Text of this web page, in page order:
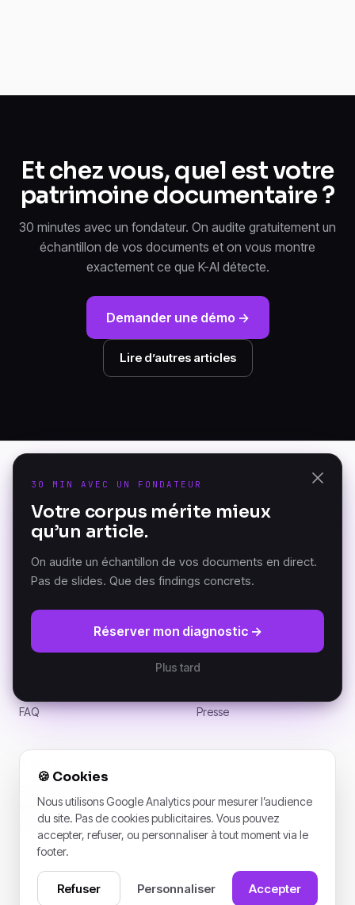
Et chez vous, quel est votre
patrimoine documentaire ?
30 minutes avec un fondateur. On audite gratuitement un
échantillon de vos documents et on vous montre
exactement ce que K-AI détecte.
Demander une démo →
Lire d’autres articles
30 MIN AVEC UN FONDATEUR
Votre corpus mérite mieux
qu’un article.
On audite un échantillon de vos documents en direct.
Pas de slides. Que des findings concrets.
Réserver mon diagnostic →
Plus tard
La Document Knowledge
Platform — fondée à
Versailles, France.
K-AI Audit
MCP K-AI
RESSOURCES
Documentation (GitBook)
FAQ
SOCIÉTÉ
À propos
Partenaires
Clients
Presse
Versailles, France
LinkedIn
© 2026 K-AI. Tous droits réservés. · 1 rue de l’Assemblée nationale,
🍪 Cookies
Nous utilisons Google Analytics pour mesurer l’audience
du site. Pas de cookies publicitaires. Vous pouvez
accepter, refuser, ou personnaliser à tout moment via le
footer.
Refuser Personnaliser Accepter